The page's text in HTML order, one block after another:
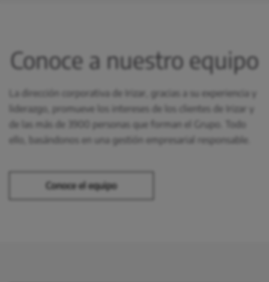
Conoce a nuestro equipo
La dirección corporativa de Irizar, gracias a su experiencia y
liderazgo, promueve los intereses de los clientes de Irizar y
de las más de 3900 personas que forman el Grupo. Todo
ello, basándonos en una gestión empresarial responsable.
Conoce el equipo